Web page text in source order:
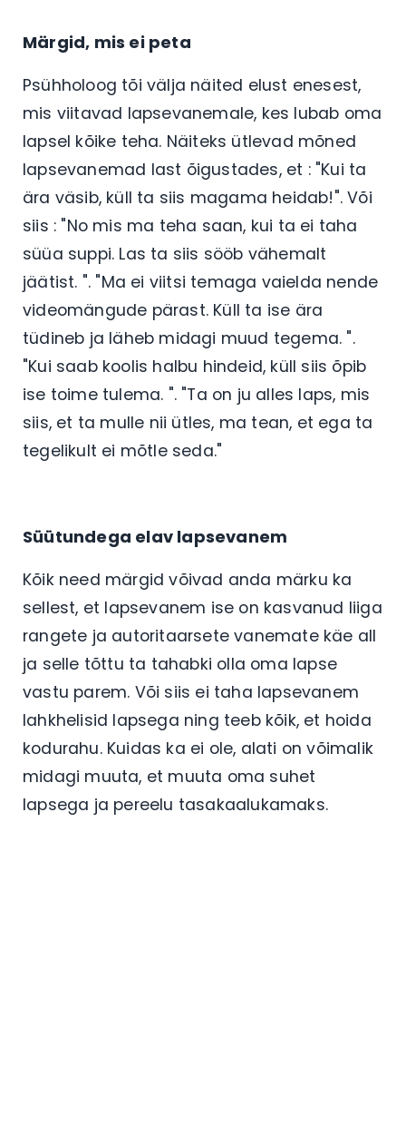
Märgid, mis ei peta
Psühholoog tõi välja näited elust enesest,
mis viitavad lapsevanemale, kes lubab oma
lapsel kõike teha. Näiteks ütlevad mõned
lapsevanemad last õigustades, et : "Kui ta
ära väsib, küll ta siis magama heidab!". Või
siis : "No mis ma teha saan, kui ta ei taha
süüa suppi. Las ta siis sööb vähemalt
jäätist. ". "Ma ei viitsi temaga vaielda nende
videomängude pärast. Küll ta ise ära
tüdineb ja läheb midagi muud tegema. ".
"Kui saab koolis halbu hindeid, küll siis õpib
ise toime tulema. ". "Ta on ju alles laps, mis
siis, et ta mulle nii ütles, ma tean, et ega ta
tegelikult ei mõtle seda."
Süütundega elav lapsevanem
Kõik need märgid võivad anda märku ka
sellest, et lapsevanem ise on kasvanud liiga
rangete ja autoritaarsete vanemate käe all
ja selle tõttu ta tahabki olla oma lapse
vastu parem. Või siis ei taha lapsevanem
lahkhelisid lapsega ning teeb kõik, et hoida
kodurahu. Kuidas ka ei ole, alati on võimalik
midagi muuta, et muuta oma suhet
lapsega ja pereelu tasakaalukamaks.